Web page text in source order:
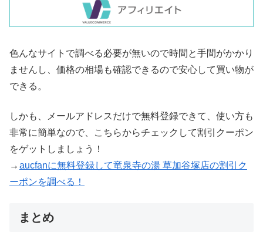
色んなサイトで調べる必要が無いので時間と手間がかかり
ませんし、価格の相場も確認できるので安心して買い物が
できる。
しかも、メールアドレスだけで無料登録できて、使い方も
非常に簡単なので、こちらからチェックして割引クーポン
をゲットしましょう！
→ aucfanに無料登録して竜泉寺の湯 草加谷塚店の割引ク
ーポンを調べる！
まとめ